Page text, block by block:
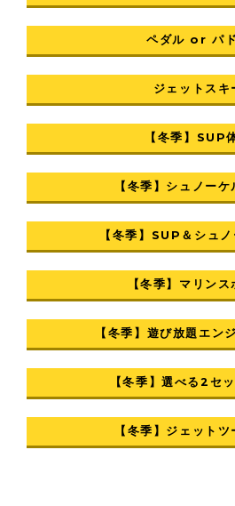
ペダル or パ
ジェットスキ
【冬季】SUP
【冬季】シュノーケ
【冬季】SUP＆シュ
【冬季】マリンス
【冬季】遊び放題エン
【冬季】選べる2セ
【冬季】ジェット